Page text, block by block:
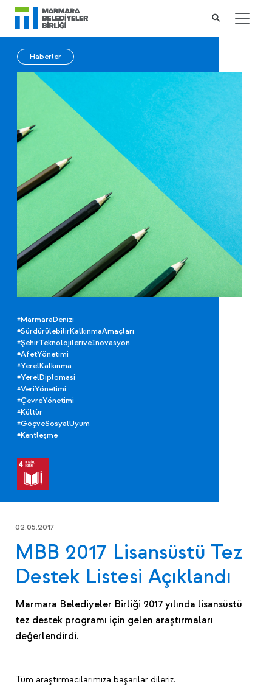
Haberler
#MarmaraDenizi
#SürdürülebilirKalkınmaAmaçları
#ŞehirTeknolojileriveİnovasyon
#AfetYönetimi
#YerelKalkınma
#YerelDiplomasi
#VeriYönetimi
#ÇevreYönetimi
#Kültür
#GöçveSosyalUyum
#Kentleşme
02.05.2017
MBB 2017 Lisansüstü Tez
Destek Listesi Açıklandı
Marmara Belediyeler Birliği 2017 yılında lisansüstü
tez destek programı için gelen araştırmaları
değerlendirdi.
Tüm araştırmacılarımıza başarılar dileriz.